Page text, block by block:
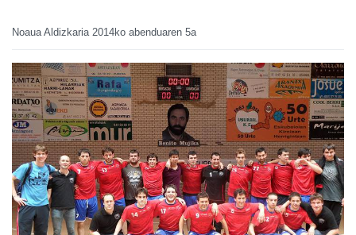
Noaua Aldizkaria 2014ko abenduaren 5a